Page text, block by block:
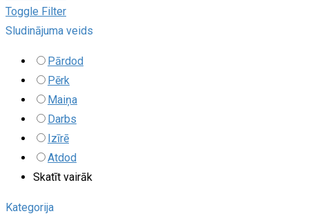
Toggle Filter
Sludinājuma veids
Pārdod
Pērk
Maiņa
Darbs
Izīrē
Atdod
Skatīt vairāk
Kategorija